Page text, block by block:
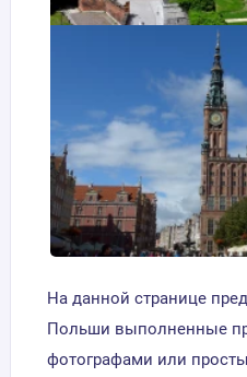
На данной странице
Польши выполненные
фотографами или